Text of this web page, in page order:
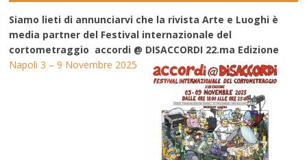
Siamo lieti di annunciarvi che la rivista Arte e Luoghi è
media partner del Festival internazionale del
cortometraggio accordi @ DISACCORDI 22.ma Edizione
Napoli 3 – 9 Novembre 2025